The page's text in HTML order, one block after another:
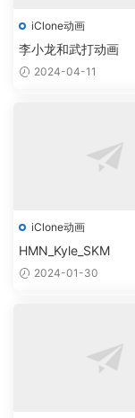
iClone动画
李小龙和武打动画
2024-04-11
iClone动画
HMN_Kyle_SKM
2024-01-30